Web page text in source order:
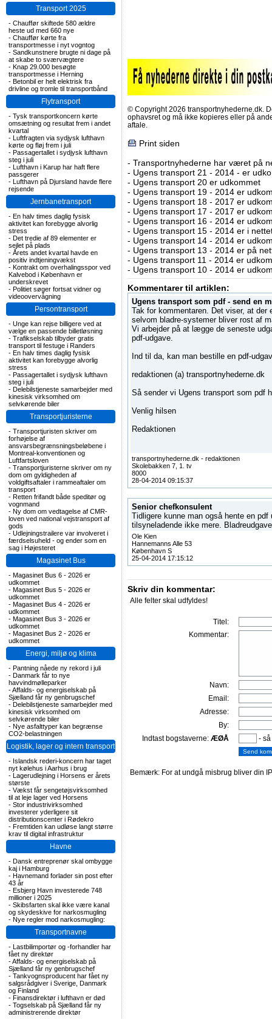
Transport 2025
- Chauffør skiftede 580 ældre
heste ud med 660 nye
- Chauffør kørte fra
transportmesse i nyt vogntog
- Sandkunstnere brugte ni dage på
at skabe to sværvægtere
- Knap 29.000 besøgte
transportmesse i Herning
- Betonbil er helt elektrisk fra
drivline og tromle til transportbånd
Flytransport
- Tysk transportkoncern kørte
omsætning og resultat frem i andet
kvartal
- Luftfragten via sydjysk lufthavn
kørte og fløj frem i juli
- Passagertallet i sydjysk lufthavn
steg i juli
- Lufthavn i Karup har haft flere
passgerer
- Lufthavn på Djursland havde flere
rejsende
Jernbanetransport
- En halv times daglig fysisk
aktivitet kan forebygge alvorlig
stress
- Det tredie af 89 elementer er
sejlet på plads
- Årets andet kvartal havde en
positiv indtjeningvækst
- Kontrakt om overhalingsspor ved
Kalvebod i København er
underskrevet
- Politiet søger fortsat vidner og
videoovervågning
Persontransport
- Unge kan rejse billigere ved at
vælge en passende billetløsning
- Trafikselskab tilbyder gratis
transport til festuge i Randers
- En halv times daglig fysisk
aktivitet kan forebygge alvorlig
stress
- Passagertallet i sydjysk lufthavn
steg i juli
- Delebilstjeneste samarbejder med
kinesisk virksomhed om
selvkørende biler
Transportjuristerne
- Transportjuristen skriver om
forhøjelse af
ansvarsbegrænsningsbeløbene i
Montreal-konventionen og
Luftfartsloven
- Transportjuristerne skriver om ny
dom om gyldigheden af
voldgiftsaftaler i rammeaftaler om
transport
- Retten frifandt både speditør og
vognmand
- Ny dom om vedtagelse af CMR-
loven ved national vejstransport af
gods
- Udlejningstrailere var involveret i
færdselsuheld - og ender som en
sag i Højesteret
Magasinet Bus
- Magasinet Bus 6 - 2026 er
udkommet
- Magasinet Bus 5 - 2026 er
udkommet
- Magasinet Bus 4 - 2026 er
udkommet
- Magasinet Bus 3 - 2026 er
udkommet
- Magasinet Bus 2 - 2026 er
udkommet
Energi, miljø og klima
- Pantning nåede ny rekord i juli
- Danmark får to nye
havvindmølleparker
-Affalds- og energiselskab på
Sjælland får ny genbrugschef
- Delebilstjeneste samarbejder med
kinesisk virksomhed om
selvkørende biler
- Nye asfalttyper kan begrænse
CO2-belastningen
Logistik, lager og intern transport
- Islandsk rederi-koncern har taget
nyt kølehus i Aarhus i brug
- Lagerudlejning i Horsens er årets
største
- Vækst får sengetøjsvirksomhed
til at leje lager ved Horsens
- Stor industrivirksomhed
investerer yderligere sit
distributionscenter i Rødekro
- Fremtiden kan udløse langt større
krav til digital infrastruktur
Havne
- Dansk entreprenør skal ombygge
kaj i Hamburg
- Havnemand forlader sin post efter
43 år
- Esbjerg Havn investerede 748
millioner i 2025
- Skibsfarten skal ikke være kanal
og skydeskive for narkosmugling
- Nye regler mod narkosmugling:
Transportnavne
- Lastbilimportør og -forhandler har
fået ny direktør
-Affalds- og energiselskab på
Sjælland får ny genbrugschef
- Tankvognsproducent har fået ny
salgsrådgiver i Sverige, Danmark
og Finland
- Finansdirektør i lufthavn er død
- Togselskab på Sjælland får ny
administrerende direktør
© Copyright 2026 transportnyhederne.dk.
ophavsret og må ikke kopieres eller på
aftale.
Print siden
- Transportnyhederne har været på
- Ugens transport 21 - 2014 - er
- Ugens transport 20 er udkommet
- Ugens transport 19 - 2014 er
- Ugens transport 18 - 2017 er
- Ugens transport 17 - 2017 er
- Ugens transport 16 - 2014 er
- Ugens transport 15 - 2014 er i
- Ugens transport 14 - 2014 er
- Ugens transport 13 - 2014 er på
- Ugens transport 11 - 2014 er
- Ugens transport 10 - 2014 er
Kommentarer til artiklen:
Ugens transport som pdf - send en
Tak for kommentaren. Det viser, at der
selvom bladre-systemer bliver rost af
Vi arbejder på at lægge de seneste
pdf-udgave.
Ind til da, kan man bestille en pdf-
redaktionen (a) transportnyhederne.dk
Så sender vi Ugens transport som pdf
Venlig hilsen
Redaktionen
transportnyhederne.dk - redaktionen
Skolebakken 7, 1. tv
8000
28-04-2014 09:15:37
Senior chefkonsulent
Tidligere kunne man også hente en
tilsyneladende ikke mere.
Ole Kien
Hannemanns Alle 53
København S
25-04-2014 17:15:12
Skriv din kommentar:
Alle felter skal udfyldes!
Titel:
Kommentar:
Navn:
Email:
Adresse:
By:
Indtast bogstaverne: ÆØÅ -
Bemærk: For at undgå misbrug bliver din